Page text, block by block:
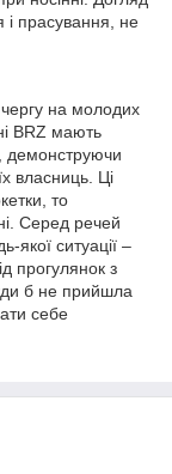
і прасування, не
на молодих
BRZ мають
демонструючи
власниць. Ці
то
Серед речей
якої ситуації –
прогулянок з
б не прийшла
себе